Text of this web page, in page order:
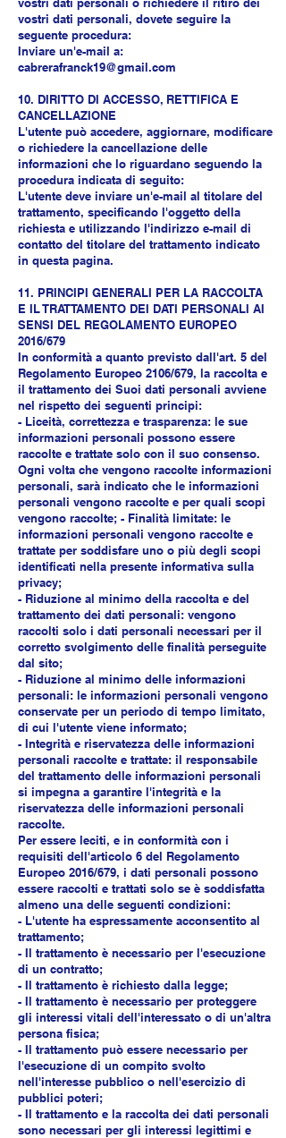
vostri dati personali, dovete seguire la
seguente procedura:
Inviare un'e-mail a:
cabrerafranck19@gmail.com
10. DIRITTO DI ACCESSO, RETTIFICA E
CANCELLAZIONE
L'utente può accedere, aggiornare, modificare
o richiedere la cancellazione delle
informazioni che lo riguardano seguendo la
procedura indicata di seguito:
L'utente deve inviare un'e-mail al titolare del
trattamento, specificando l'oggetto della
richiesta e utilizzando l'indirizzo e-mail di
contatto del titolare del trattamento indicato
in questa pagina.
11. PRINCIPI GENERALI PER LA RACCOLTA
E IL TRATTAMENTO DEI DATI PERSONALI AI
SENSI DEL REGOLAMENTO EUROPEO
2016/679
In conformità a quanto previsto dall'art. 5 del
Regolamento Europeo 2106/679, la raccolta e
il trattamento dei Suoi dati personali avviene
nel rispetto dei seguenti principi:
- Liceità, correttezza e trasparenza: le sue
informazioni personali possono essere
raccolte e trattate solo con il suo consenso.
Ogni volta che vengono raccolte informazioni
personali, sarà indicato che le informazioni
personali vengono raccolte e per quali scopi
vengono raccolte; - Finalità limitate: le
informazioni personali vengono raccolte e
trattate per soddisfare uno o più degli scopi
identificati nella presente informativa sulla
privacy;
- Riduzione al minimo della raccolta e del
trattamento dei dati personali: vengono
raccolti solo i dati personali necessari per il
corretto svolgimento delle finalità perseguite
dal sito;
- Riduzione al minimo delle informazioni
personali: le informazioni personali vengono
conservate per un periodo di tempo limitato,
di cui l'utente viene informato;
- Integrità e riservatezza delle informazioni
personali raccolte e trattate: il responsabile
del trattamento delle informazioni personali
si impegna a garantire l'integrità e la
riservatezza delle informazioni personali
raccolte.
Per essere leciti, e in conformità con i
requisiti dell'articolo 6 del Regolamento
Europeo 2016/679, i dati personali possono
essere raccolti e trattati solo se è soddisfatta
almeno una delle seguenti condizioni:
- L'utente ha espressamente acconsentito al
trattamento;
- Il trattamento è necessario per l'esecuzione
di un contratto;
- Il trattamento è richiesto dalla legge;
- Il trattamento è necessario per proteggere
gli interessi vitali dell'interessato o di un'altra
persona fisica;
- Il trattamento può essere necessario per
l'esecuzione di un compito svolto
nell'interesse pubblico o nell'esercizio di
pubblici poteri;
- Il trattamento e la raccolta dei dati personali
sono necessari per gli interessi legittimi e